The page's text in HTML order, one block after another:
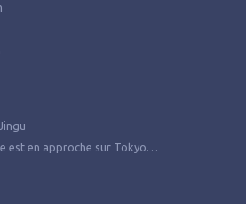
est en approche sur Tokyo…